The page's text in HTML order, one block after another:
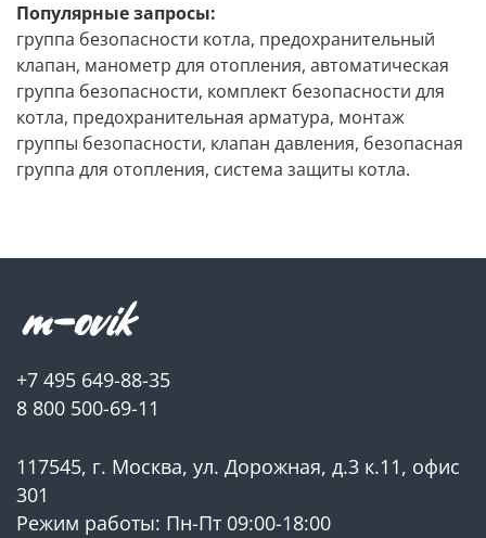
Популярные запросы:
группа безопасности котла, предохранительный
клапан, манометр для отопления, автоматическая
группа безопасности, комплект безопасности для
котла, предохранительная арматура, монтаж
группы безопасности, клапан давления, безопасная
группа для отопления, система защиты котла.
+7 495 649-88-35
8 800 500-69-11
117545, г. Москва, ул. Дорожная, д.3 к.11, офис
301
Режим работы: Пн-Пт 09:00-18:00